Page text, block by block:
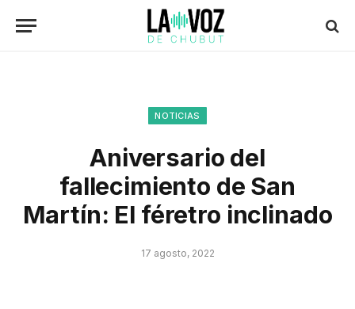
NOTICIAS
Aniversario del
fallecimiento de San
Martín: El féretro inclinado
17 agosto, 2022